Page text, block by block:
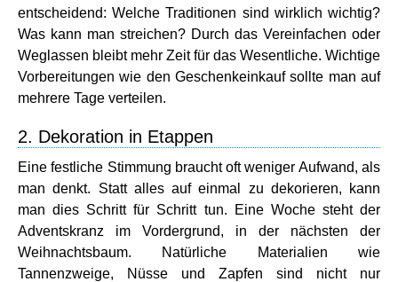
entscheidend: Welche Traditionen sind wirklich wichtig?
Was kann man streichen? Durch das Vereinfachen oder
Weglassen bleibt mehr Zeit für das Wesentliche. Wichtige
Vorbereitungen wie den Geschenkeinkauf sollte man auf
mehrere Tage verteilen.
2. Dekoration in Etappen
Eine festliche Stimmung braucht oft weniger Aufwand, als
man denkt. Statt alles auf einmal zu dekorieren, kann
man dies Schritt für Schritt tun. Eine Woche steht der
Adventskranz im Vordergrund, in der nächsten der
Weihnachtsbaum. Natürliche Materialien wie
Tannenzweige, Nüsse und Zapfen sind nicht nur